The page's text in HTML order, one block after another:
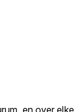
en over elke